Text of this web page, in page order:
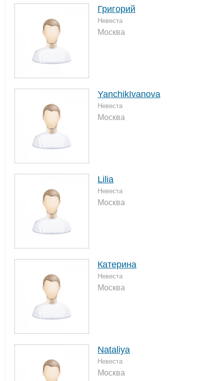
Григорий
Невеста
Москва
YanchikIvanova
Невеста
Москва
Lilia
Невеста
Москва
Катерина
Невеста
Москва
Nataliya
Невеста
Москва